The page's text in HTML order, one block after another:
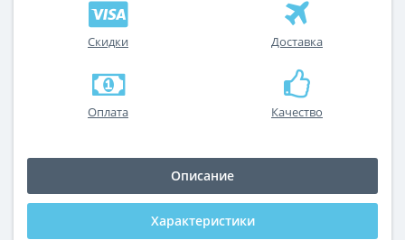
Скидки Доставка
Оплата Качество
Описание
Характеристики